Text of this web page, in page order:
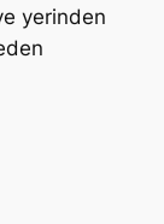
yerinden